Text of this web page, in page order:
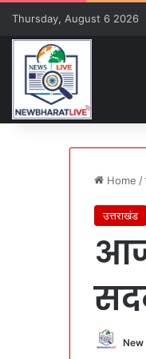
Thursday, August 6 2026
Home /
उत्तराखंड
आज
New